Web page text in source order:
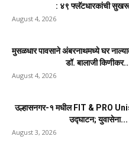
: ४९ फ्लॅटधारकांची
August 4, 2026
मुसळधार पावसाने अंबरनाथमध्ये घर
डॉ. बालाजी
August 4, 2026
उल्हासनगर-१ मधील FIT & PRO
उद्घाटन; युवासेना...
August 3, 2026